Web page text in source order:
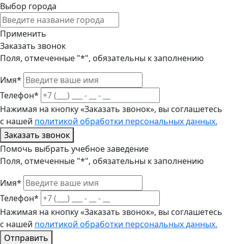
Выбор города
Применить
Заказать звонок
Поля, отмеченные "*", обязательны к заполнению
Имя*
Телефон*
Нажимая на кнопку «Заказать звонок», вы соглашетесь
с нашей политикой обработки персональных данных.
Заказать звонок
Помочь выбрать учебное заведение
Поля, отмеченные "*", обязательны к заполнению
Имя*
Телефон*
Нажимая на кнопку «Заказать звонок», вы соглашетесь
с нашей политикой обработки персональных данных.
Отправить